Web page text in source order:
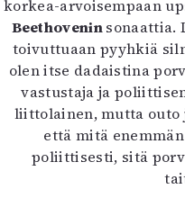
korkea-arvoisempaan
Beethoveninsonaattia.
toivuttuaan pyyhkiä
olen itse dadaistina
vastustaja ja
liittolainen, mutta outo
että mitä
poliittisesti, sitä